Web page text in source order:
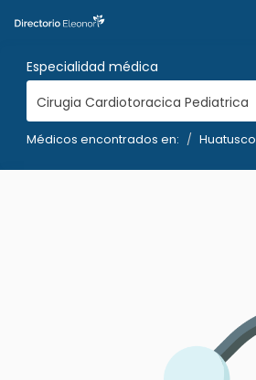
Especialidad médica
Cirugia Cardiotoracica Pediatrica
Médicos encontrados en: Huatusco